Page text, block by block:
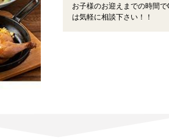
お子様のお迎えまでの時間
は気軽に相談下さい！！